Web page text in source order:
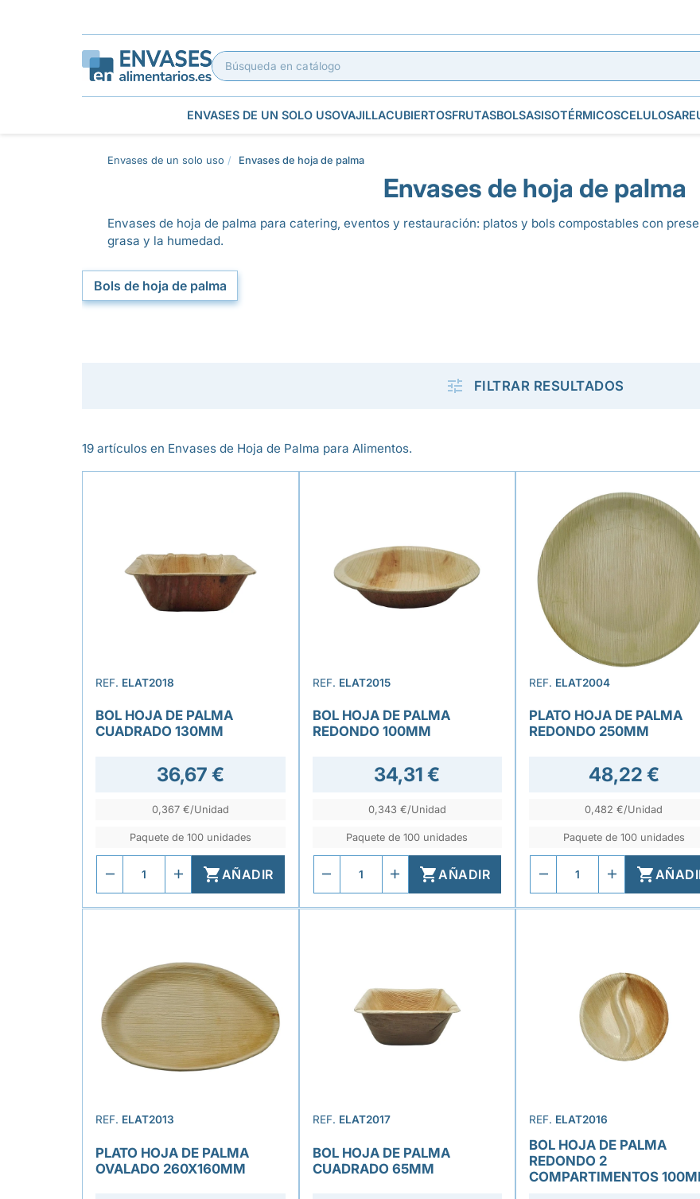
ENVASES DE UN SOLO USOVAJILLACUBIERTOSFRUTASBOLSASISOTÉRMICOSCELULOSA
Envases de un solo uso Envases de hoja de palma
Envases de hoja de palma
Bols de hoja de palma
Envases de hoja de palma para catering, eventos y restauración: platos y bols compostables con
grasa y la humedad.
 FILTRAR RESULTADOS
19 artículos en Envases de Hoja de Palma para Alimentos.
REF. ELAT2018
BOL HOJA DE PALMA
CUADRADO 130MM
36,67 €
0,367 €/Unidad
Paquete de 100 unidades
AÑADIR
REF. ELAT2015
BOL HOJA DE PALMA
REDONDO 100MM
34,31 €
0,343 €/Unidad
Paquete de 100 unidades
AÑADIR
REF. ELAT2004
PLATO HOJA DE PALMA
REDONDO 250MM
48,22 €
0,482 €/Unidad
Paquete de 100 unidades

REF. ELAT2013
PLATO HOJA DE PALMA
OVALADO 260X160MM
REF. ELAT2017
BOL HOJA DE PALMA
CUADRADO 65MM
REF. ELAT2016
BOL HOJA DE PALMA
REDONDO 2
COMPARTIMENTOS